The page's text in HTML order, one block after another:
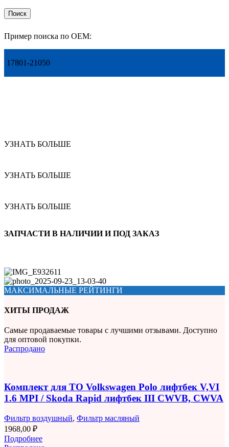
Поиск
Пример поиска по OEM:
17801-21050
УЗНАТЬ БОЛЬШЕ
УЗНАТЬ БОЛЬШЕ
УЗНАТЬ БОЛЬШЕ
ЗАПЧАСТИ В НАЛИЧИИ И ПОД ЗАКАЗ
МАКСИМАЛЬНЫЕ РЕЙТИНГИ
ХИТЫ ПРОДАЖ
Самые продаваемые товары с лучшими отзывами. Доступно
для оптовой покупки.
Распродано
Комплект для ТО Volkswagen Polo лифтбек V,VI
1.6 MPI / Skoda Rapid лифтбек III CWVB, CWVA
Фильтр воздушный, Фильтр масляный
1968,00 ₽
Подробнее